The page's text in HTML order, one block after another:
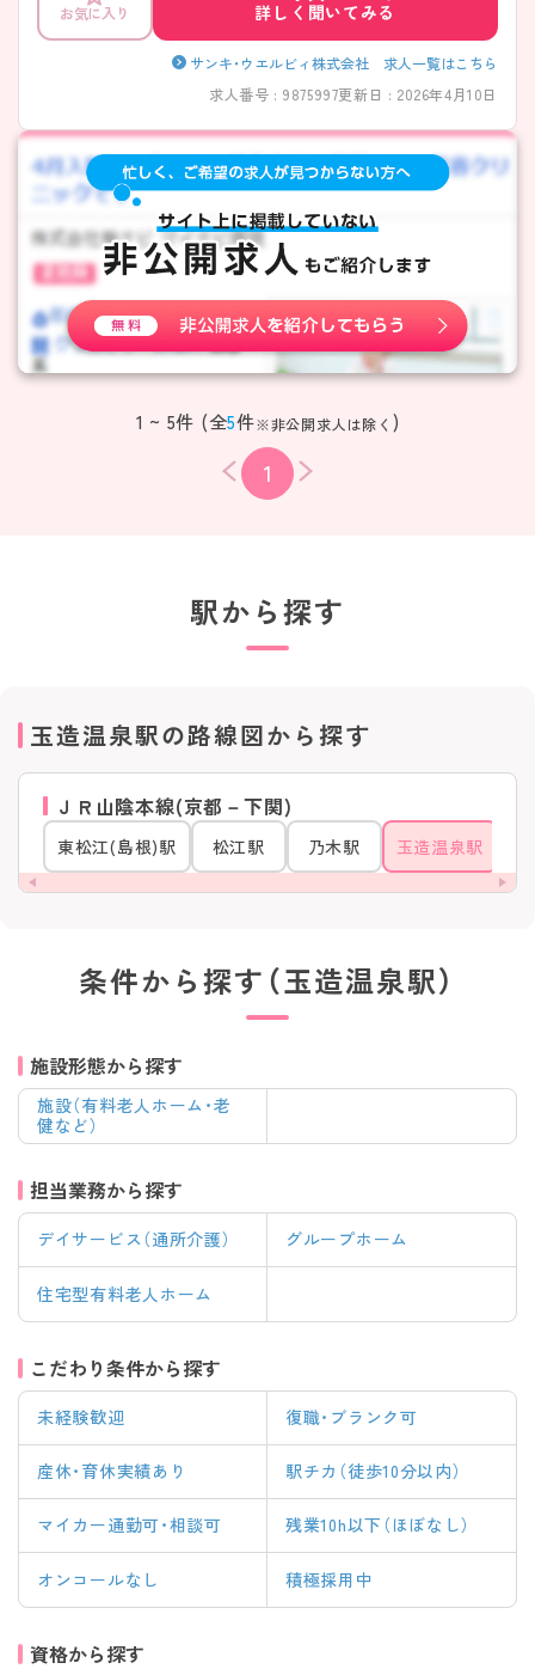
お気に入り
詳しく聞いてみる
サンキ・ウエルビィ株式会社 求人一覧はこちら
求人番号 : 9875997更新日 : 2026年4月10日
1 ~ 5件 (全5件※非公開求人は除く )
1
駅から探す
玉造温泉駅の路線図から探す
ＪＲ山陰本線(京都－下関)
東松江(島根)駅 松江駅 乃木駅 玉造温泉駅
条件から探す（玉造温泉駅）
施設形態から探す
施設（有料老人ホーム・老
健など）
担当業務から探す
デイサービス（通所介護） グループホーム
住宅型有料老人ホーム
こだわり条件から探す
未経験歓迎 復職・ブランク可
産休・育休実績あり 駅チカ（徒歩10分以内）
マイカー通勤可・相談可 残業10h以下（ほぼなし）
オンコールなし 積極採用中
資格から探す